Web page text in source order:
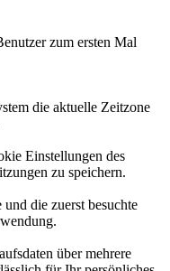
zum ersten Mal
die aktuelle Zeitzone
Einstellungen des
zu speichern.
die zuerst besuchte
über mehrere